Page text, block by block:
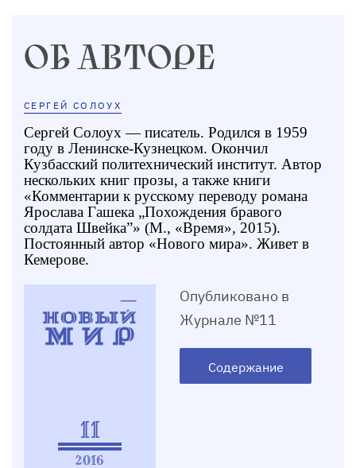
ОБ АВТОРЕ
СЕРГЕЙ СОЛОУХ
Сергей Солоух — писатель. Родился в 1959
году в Ленинске-Кузнецком. Окончил
Кузбасский политехнический институт. Автор
нескольких книг прозы, а также книги
«Комментарии к русскому переводу романа
Ярослава Гашека „Похождения бравого
солдата Швейка”» (М., «Время», 2015).
Постоянный автор «Нового мира». Живет в
Кемерове.
11
2016
Опубликовано в
Журнале №11
Содержание